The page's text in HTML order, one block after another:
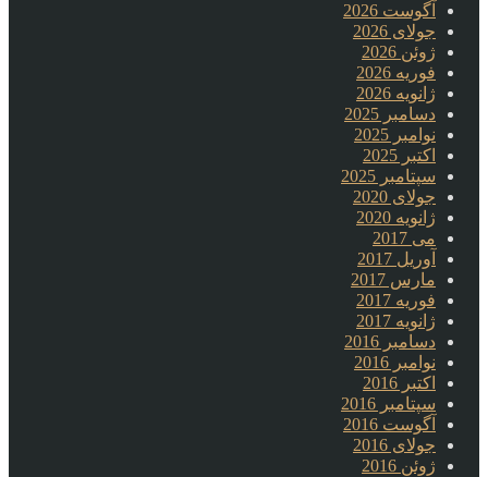
آگوست 2026
جولای 2026
ژوئن 2026
فوریه 2026
ژانویه 2026
دسامبر 2025
نوامبر 2025
اکتبر 2025
سپتامبر 2025
جولای 2020
ژانویه 2020
می 2017
آوریل 2017
مارس 2017
فوریه 2017
ژانویه 2017
دسامبر 2016
نوامبر 2016
اکتبر 2016
سپتامبر 2016
آگوست 2016
جولای 2016
ژوئن 2016